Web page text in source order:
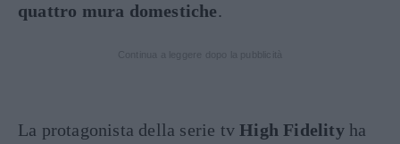
quattro mura domestiche.
La protagonista della serie tvHigh Fidelityha